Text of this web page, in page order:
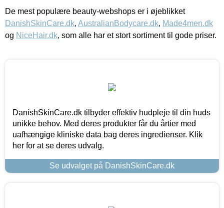
De mest populære beauty-webshops er i øjeblikket
DanishSkinCare.dk, AustralianBodycare.dk, Made4men.dk
og NiceHair.dk, som alle har et stort sortiment til gode priser.
DanishSkinCare.dk tilbyder effektiv hudpleje til din huds
unikke behov. Med deres produkter får du årtier med
uafhængige kliniske data bag deres ingredienser. Klik
her for at se deres udvalg.
Se udvalget på DanishSkinCare.dk